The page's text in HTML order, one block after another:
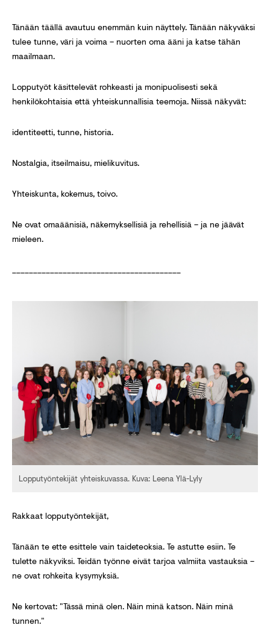
Tänään täällä avautuu enemmän kuin näyttely. Tänään näkyväksi
tulee tunne, väri ja voima – nuorten oma ääni ja katse tähän
maailmaan.
Lopputyöt käsittelevät rohkeasti ja monipuolisesti sekä
henkilökohtaisia että yhteiskunnallisia teemoja. Niissä näkyvät:
identiteetti, tunne, historia.
Nostalgia, itseilmaisu, mielikuvitus.
Yhteiskunta, kokemus, toivo.
Ne ovat omaäänisiä, näkemyksellisiä ja rehellisiä – ja ne jäävät
mieleen.
Lopputyöntekijät yhteiskuvassa. Kuva: Leena Ylä-Lyly
Rakkaat lopputyöntekijät,
Tänään te ette esittele vain taideteoksia. Te astutte esiin. Te
tulette näkyviksi. Teidän työnne eivät tarjoa valmiita vastauksia –
ne ovat rohkeita kysymyksiä.
Ne kertovat: "Tässä minä olen. Näin minä katson. Näin minä
tunnen."